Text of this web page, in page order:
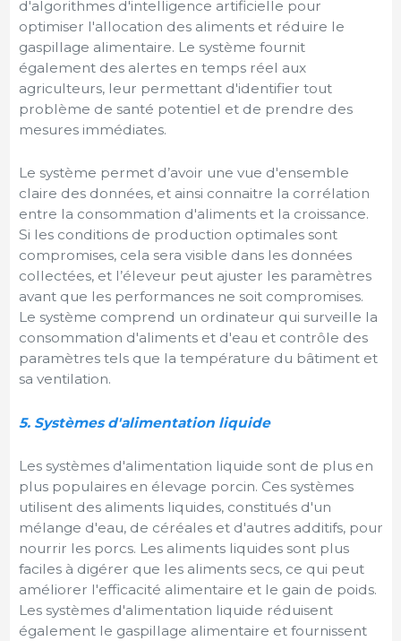
d'algorithmes d'intelligence artificielle pour
optimiser l'allocation des aliments et réduire le
gaspillage alimentaire. Le système fournit
également des alertes en temps réel aux
agriculteurs, leur permettant d'identifier tout
problème de santé potentiel et de prendre des
mesures immédiates.
Le système permet d’avoir une vue d'ensemble
claire des données, et ainsi connaitre la corrélation
entre la consommation d'aliments et la croissance.
Si les conditions de production optimales sont
compromises, cela sera visible dans les données
collectées, et l’éleveur peut ajuster les paramètres
avant que les performances ne soit compromises.
Le système comprend un ordinateur qui surveille la
consommation d'aliments et d'eau et contrôle des
paramètres tels que la température du bâtiment et
sa ventilation.
5. Systèmes d'alimentation liquide
Les systèmes d'alimentation liquide sont de plus en
plus populaires en élevage porcin. Ces systèmes
utilisent des aliments liquides, constitués d'un
mélange d'eau, de céréales et d'autres additifs, pour
nourrir les porcs. Les aliments liquides sont plus
faciles à digérer que les aliments secs, ce qui peut
améliorer l'efficacité alimentaire et le gain de poids.
Les systèmes d'alimentation liquide réduisent
également le gaspillage alimentaire et fournissent